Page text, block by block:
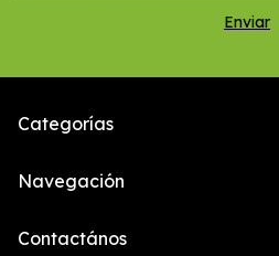
Categorías
Navegación
Contactános